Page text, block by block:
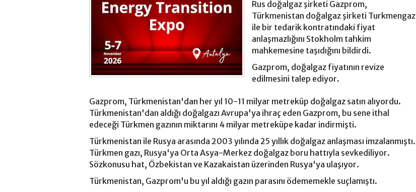
Rus doğalgaz şirketi Gazprom,
Türkmenistan doğalgaz şirketi Turkmengaz
ile bir tedarik kontratındaki fiyat
anlaşmazlığını Stokholm tahkim
mahkemesine taşıdığını bildirdi.
Gazprom, doğalgaz fiyatının revize
edilmesini talep ediyor.
Gazprom, Türkmenistan'dan her yıl 10-11 milyar metreküp doğalgaz satın alıyordu.
Türkmenistan'dan aldığı doğalgazı Avrupa'ya ihraç eden Gazprom, bu sene ithal
edeceği Türkmen gazının miktarını 4 milyar metreküpe kadar indirmişti.
Türkmenistan ile Rusya arasında 2003 yılında 25 yıllık doğalgaz anlaşması imzalanmıştı.
Türkmen gazı, Rusya'ya Orta Asya-Merkez doğalgaz boru hattıyla sevkediliyor.
Sözkonusu hat, Özbekistan ve Kazakaistan üzerinden Rusya'ya ulaşıyor.
Türkmenistan, Gazprom'u bu yıl aldığı gazın parasını ödememekle suçlamıştı.